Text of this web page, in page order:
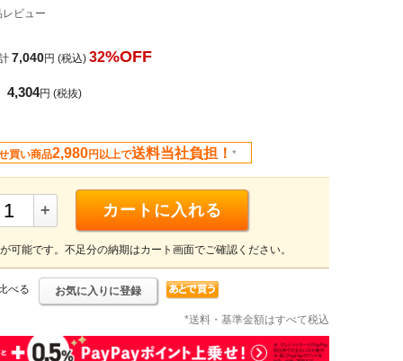
ビュー
7,040円 (税込) 32%OFF
4,304円 (税抜)
買い商品2,980円以上で送料当社負担！ *
+ カートに入れる
可能です。不足分の納期はカート画面でご確認ください。
べる お気に入りに登録
*送料・基準金額はすべて税込